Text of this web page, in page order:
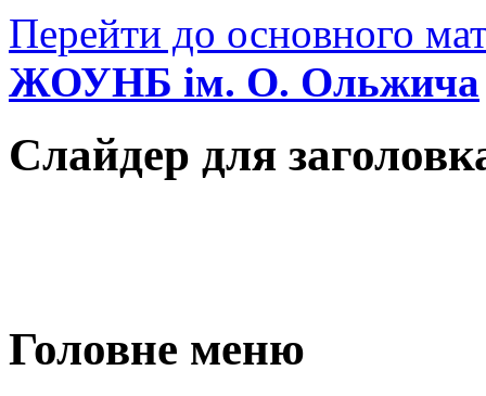
Перейти до основного
ЖОУНБ ім. О. Ольжича
Слайдер для
Головне меню